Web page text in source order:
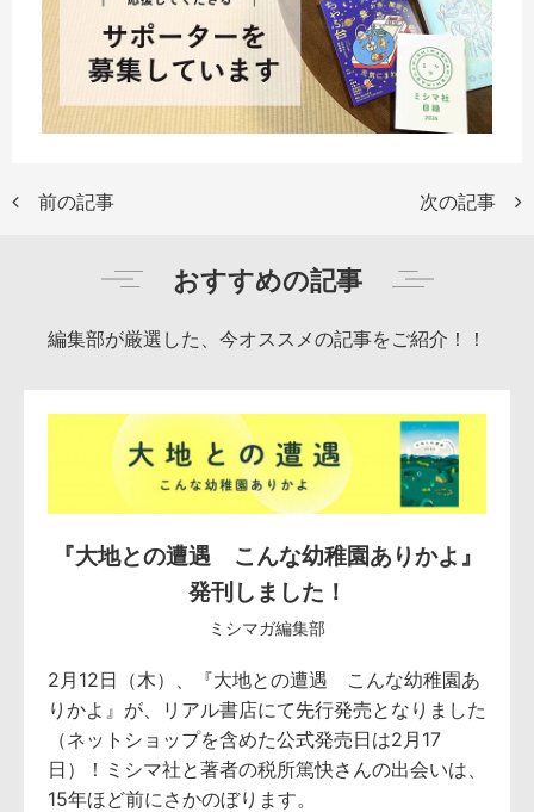
前の記事 次の記事
おすすめの記事
編集部が厳選した、今オススメの記事をご紹介！！
『大地との遭遇 こんな幼稚園ありかよ』
発刊しました！
ミシマガ編集部
2月12日（木）、『大地との遭遇 こんな幼稚園あ
りかよ』が、リアル書店にて先行発売となりました
（ネットショップを含めた公式発売日は2月17
日）！ミシマ社と著者の税所篤快さんの出会いは、
15年ほど前にさかのぼります。